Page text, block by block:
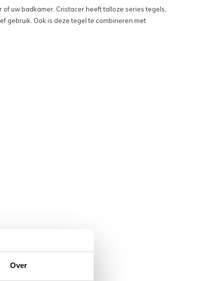
Over
uw badkamer. Cristacer heeft talloze series tegels,
gebruik. Ook is deze tegel te combineren met